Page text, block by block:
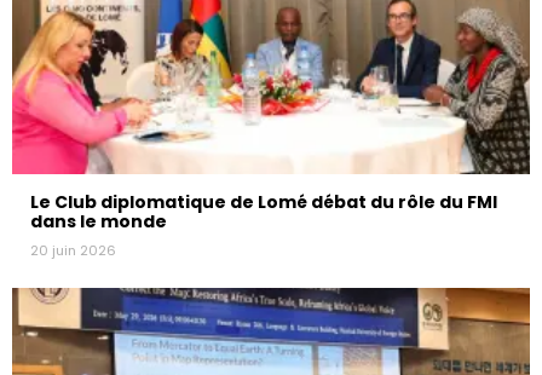
Le Club diplomatique de Lomé débat du rôle du FMI
dans le monde
20 juin 2026